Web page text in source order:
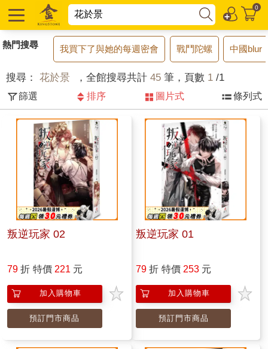
0
熱門搜尋 我買下了與她的每週密會 戰鬥陀螺 中國blur
搜尋： 花於景 ，全館搜尋共計 45 筆，頁數 1 /1
篩選 排序 圖片式 條列式
叛逆玩家 02
79 折 特價 221 元
加入購物車
預訂門市商品
叛逆玩家 01
79 折 特價 253 元
加入購物車
預訂門市商品